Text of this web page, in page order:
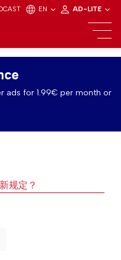
EN AD-LITE
ads for 1.99€ per month or
规定？